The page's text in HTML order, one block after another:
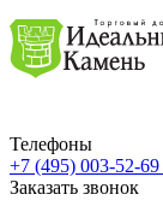
Телефоны
+7 (495) 003-52-69
Заказать звонок